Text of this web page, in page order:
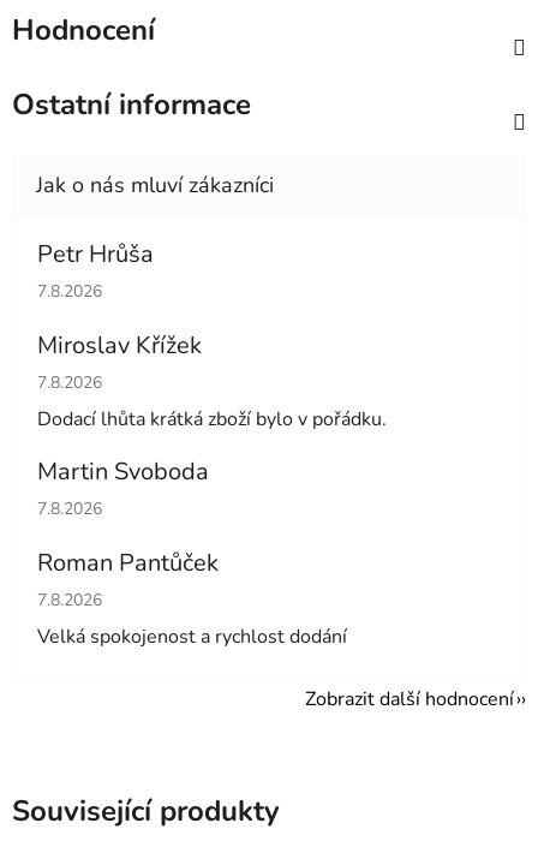
Hodnocení
Ostatní informace
Petr Hrůša
Hodnocení obchodu je 5 z 5 hvězdiček.
7.8.2026
Miroslav Křížek
Hodnocení obchodu je 5 z 5 hvězdiček.
7.8.2026
Dodací lhůta krátká zboží bylo v pořádku.
Martin Svoboda
Hodnocení obchodu je 5 z 5 hvězdiček.
7.8.2026
Roman Pantůček
Hodnocení obchodu je 5 z 5 hvězdiček.
7.8.2026
Velká spokojenost a rychlost dodání
Zobrazit další hodnocení
Související produkty